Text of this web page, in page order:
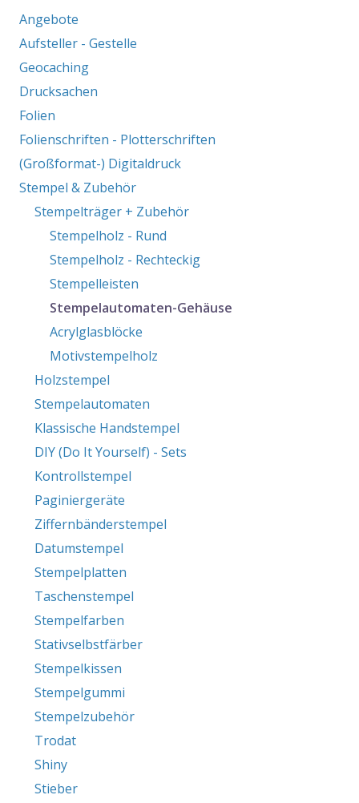
Angebote
Aufsteller - Gestelle
Geocaching
Drucksachen
Folien
Folienschriften - Plotterschriften
(Großformat-) Digitaldruck
Stempel & Zubehör
Stempelträger + Zubehör
Stempelholz - Rund
Stempelholz - Rechteckig
Stempelleisten
Stempelautomaten-Gehäuse
Acrylglasblöcke
Motivstempelholz
Holzstempel
Stempelautomaten
Klassische Handstempel
DIY (Do It Yourself) - Sets
Kontrollstempel
Paginiergeräte
Ziffernbänderstempel
Datumstempel
Stempelplatten
Taschenstempel
Stempelfarben
Stativselbstfärber
Stempelkissen
Stempelgummi
Stempelzubehör
Trodat
Shiny
Stieber